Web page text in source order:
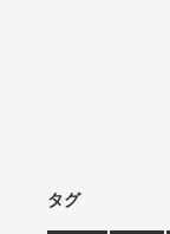
タグ